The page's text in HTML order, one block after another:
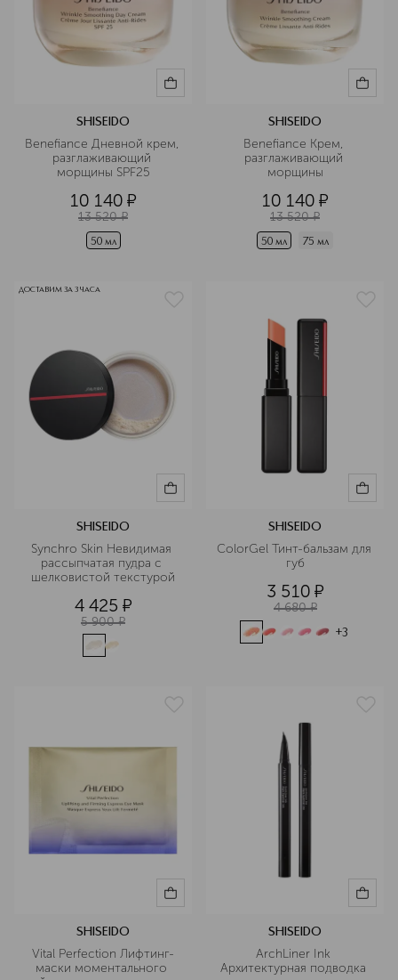
SHISEIDO
Benefiance Дневной крем,
разглаживающий
морщины SPF25
10 140 ¤
13 520 ¤
50 мл
SHISEIDO
Benefiance Крем,
разглаживающий
морщины
10 140 ¤
13 520 ¤
50 мл 75 мл
ДОСТАВИМ ЗА 3 ЧАСА
SHISEIDO
Synchro Skin Невидимая
рассыпчатая пудра с
шелковистой текстурой
4 425 ¤
5 900 ¤
SHISEIDO
ColorGel Тинт-бальзам для
губ
3 510 ¤
4 680 ¤
+3
SHISEIDO
Vital Perfection Лифтинг-
маски моментального
SHISEIDO
ArchLiner Ink
Архитектурная подводка